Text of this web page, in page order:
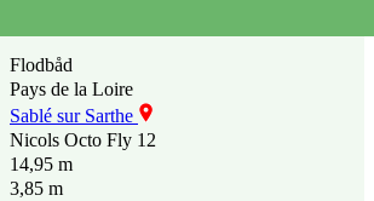
Flodbåd
Pays de la Loire
Sablé sur Sarthe
Nicols Octo Fly 12
14,95 m
3,85 m